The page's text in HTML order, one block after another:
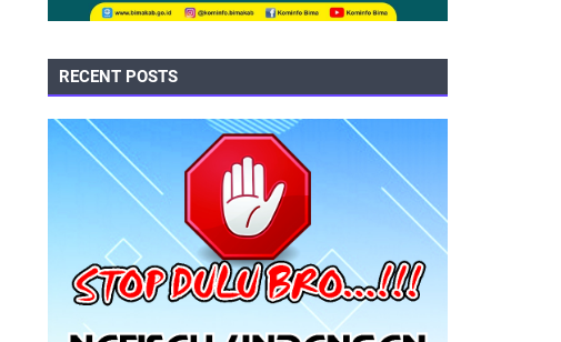
RECENT POSTS